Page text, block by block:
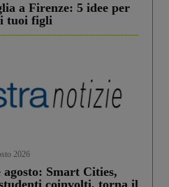
a Firenze: 5 idee per
tuoi figli
2026
Smart Cities,